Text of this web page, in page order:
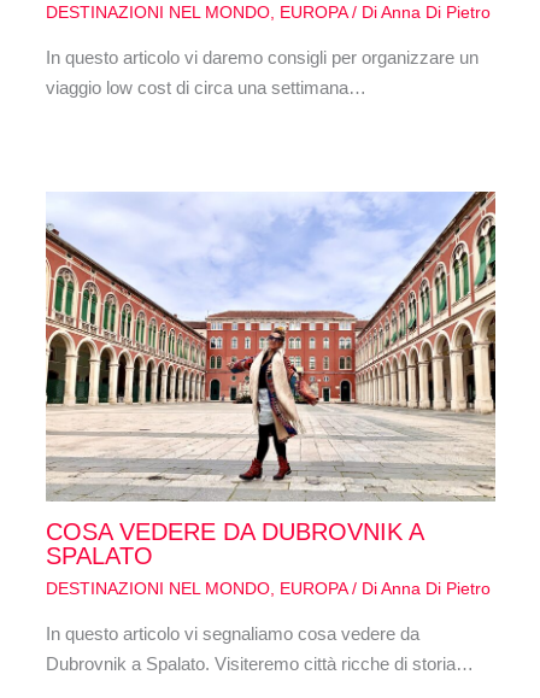
DESTINAZIONI NEL MONDO, EUROPA/ DiAnna Di Pietro
In questo articolo vi daremo consigli per organizzare un
viaggio low cost di circa una settimana…
COSA VEDERE DA DUBROVNIK A
SPALATO
DESTINAZIONI NEL MONDO, EUROPA/ DiAnna Di Pietro
In questo articolo vi segnaliamo cosa vedere da
Dubrovnik a Spalato. Visiteremo città ricche di storia…